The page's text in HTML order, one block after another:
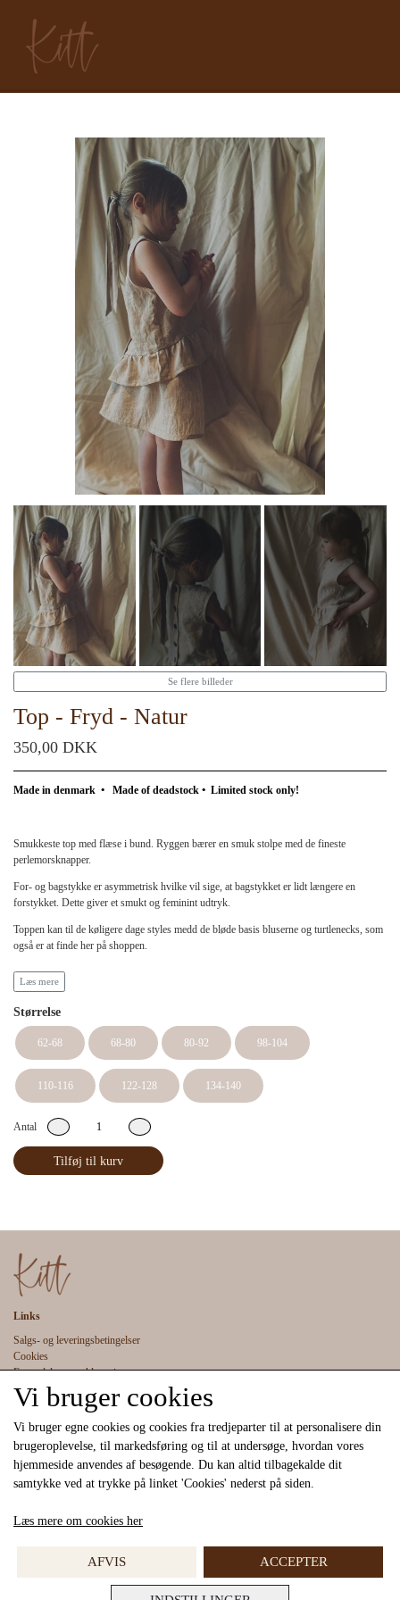
Se flere billeder
Top - Fryd - Natur
350,00 DKK
Made in denmark • Made of deadstock • Limited stock only!
Smukkeste top med flæse i bund. Ryggen bærer en smuk stolpe med de fineste
perlemorsknapper.
For- og bagstykke er asymmetrisk hvilke vil sige, at bagstykket er lidt længere en
forstykket. Dette giver et smukt og feminint udtryk.
Toppen kan til de køligere dage styles medd de bløde basis bluserne og turtlenecks, som
også er at finde her på shoppen.
• Pleje
Vask kun når tøjet er synligt snavset - herved tænker vi på vores miljø.
Vaskes på max 30 grader
Ingen tørretumling.
Stryg ved max 150 grader.
• Komposition:
Hør 55% Viscose 45%
Læs mere
Størrelse
62-68 68-80 80-92 98-104
110-116 122-128 134-140
Antal
Tilføj til kurv
Links
Salgs- og leveringsbetingelser
Cookies
Fortrydelse og reklamation
Kunde login
Om os
Kontakt
Sociale medier
Vi bruger cookies
Vi bruger egne cookies og cookies fra tredjeparter til at personalisere din
brugeroplevelse, til markedsføring og til at undersøge, hvordan vores
hjemmeside anvendes af besøgende. Du kan altid tilbagekalde dit
samtykke ved at trykke på linket 'Cookies' nederst på siden.
Læs mere om cookies her
AFVIS ACCEPTER